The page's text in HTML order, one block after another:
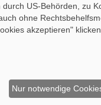
US-Behörden, zu
ohne
akzeptieren"
Nur notwendige